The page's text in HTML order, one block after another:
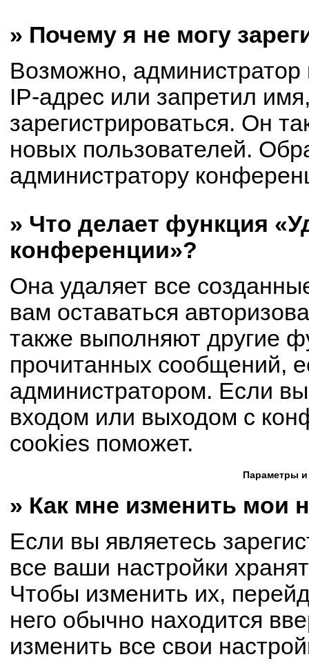
» Почему я не могу
Возможно,
IP-адрес или запретил
зарегистрироваться. Он
новых пользователей.
администратору
» Что делает функция
конференции»?
Она удаляет все
вам оставаться
также выполняют другие
прочитанных сообщений,
администратором. Если
входом или выходом с
cookies поможет.
Параметры и
» Как мне изменить мои
Если вы являетесь
все ваши настройки
Чтобы изменить их,
него обычно находится
изменить все свои